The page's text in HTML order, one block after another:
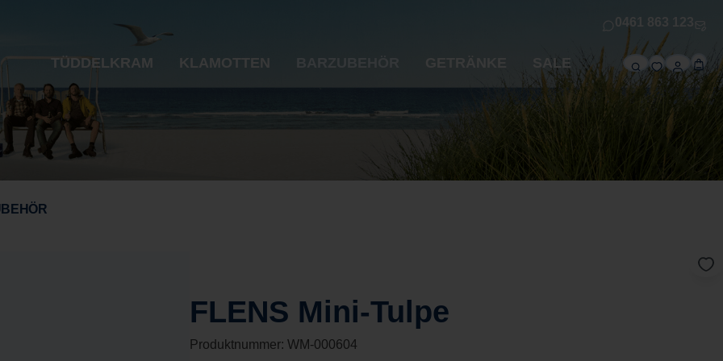
0461 863 123
TÜDDELKRAM KLAMOTTEN SALE
FLENS Mini-Tulpe
Produktnummer:WM-000604